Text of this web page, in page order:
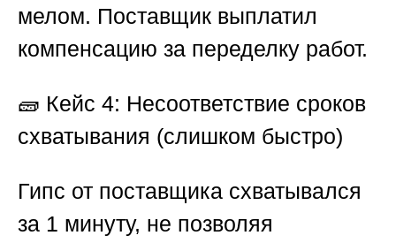
мелом. Поставщик выплатил
компенсацию за переделку работ.
🧱 Кейс 4: Несоответствие сроков
схватывания (слишком быстро)
Гипс от поставщика схватывался
за 1 минуту, не позволяя